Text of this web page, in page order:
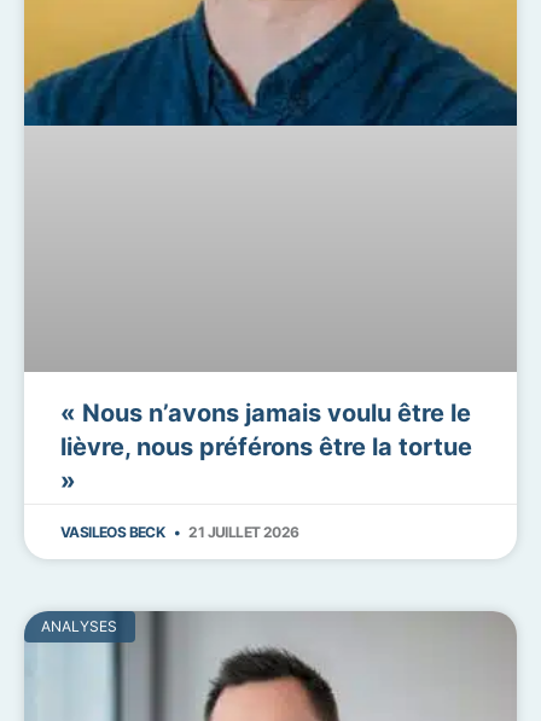
« Nous n’avons jamais voulu être le
lièvre, nous préférons être la tortue
»
VASILEOS BECK 21 JUILLET 2026
ANALYSES